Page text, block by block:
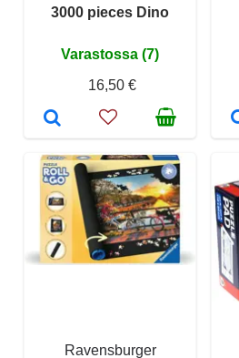
3000 pieces Dino
Varastossa (7)
16,50 €
Ravensburger